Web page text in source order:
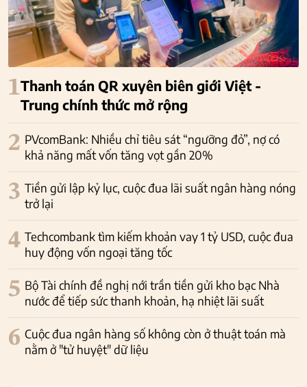
1Thanh toán QR xuyên biên giới Việt -
Trung chính thức mở rộng
2 PVcomBank: Nhiều chỉ tiêu sát “ngưỡng đỏ”, nợ có
khả năng mất vốn tăng vọt gần 20%
3 Tiền gửi lập kỷ lục, cuộc đua lãi suất ngân hàng nóng
trở lại
4 Techcombank tìm kiếm khoản vay 1 tỷ USD, cuộc đua
huy động vốn ngoại tăng tốc
5 Bộ Tài chính đề nghị nới trần tiền gửi kho bạc Nhà
nước để tiếp sức thanh khoản, hạ nhiệt lãi suất
6 Cuộc đua ngân hàng số không còn ở thuật toán mà
nằm ở "tử huyệt" dữ liệu